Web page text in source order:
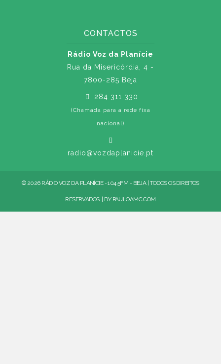
CONTACTOS
Rádio Voz da Planície
Rua da Misericórdia, 4 -
7800-285 Beja
284 311 330
(Chamada para a rede fixa
nacional)
radio@vozdaplanicie.pt
© 2026 RÁDIO VOZ DA PLANÍCIE - 104.5FM - BEJA | TODOS OS DIREITOS
RESERVADOS. | BY PAULOAMC.COM